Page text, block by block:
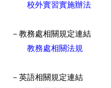
校外實習實施辦法
－教務處相關規定連結
教務處相關法規
－英語相關規定連結